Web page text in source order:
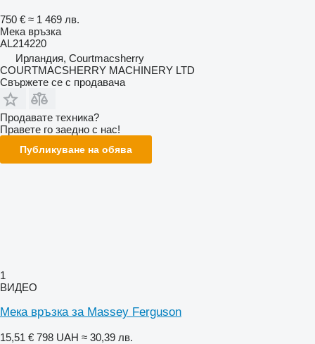
750 € ≈ 1 469 лв.
Мека връзка
AL214220
Ирландия, Courtmacsherry
COURTMACSHERRY MACHINERY LTD
Свържете се с продавача
Продавате техника?
Правете го заедно с нас!
Публикуване на обява
1
ВИДЕО
Мека връзка за Massey Ferguson
15,51 € 798 UAH ≈ 30,39 лв.